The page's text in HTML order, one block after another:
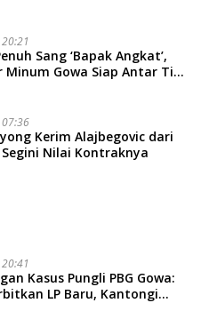
Sang ‘Bapak Angkat’,
Minum Gowa Siap Antar Tim
07:36
Kerim Alajbegovic dari
Segini Nilai Kontraknya
Kasus Pungli PBG Gowa:
LP Baru, Kantongi